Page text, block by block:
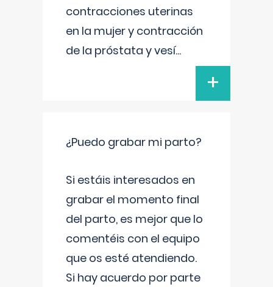
contracciones uterinas
en la mujer y contracción
de la próstata y vesí...
+
¿Puedo grabar mi parto?
Si estáis interesados en
grabar el momento final
del parto, es mejor que lo
comentéis con el equipo
que os esté atendiendo.
Si hay acuerdo por parte